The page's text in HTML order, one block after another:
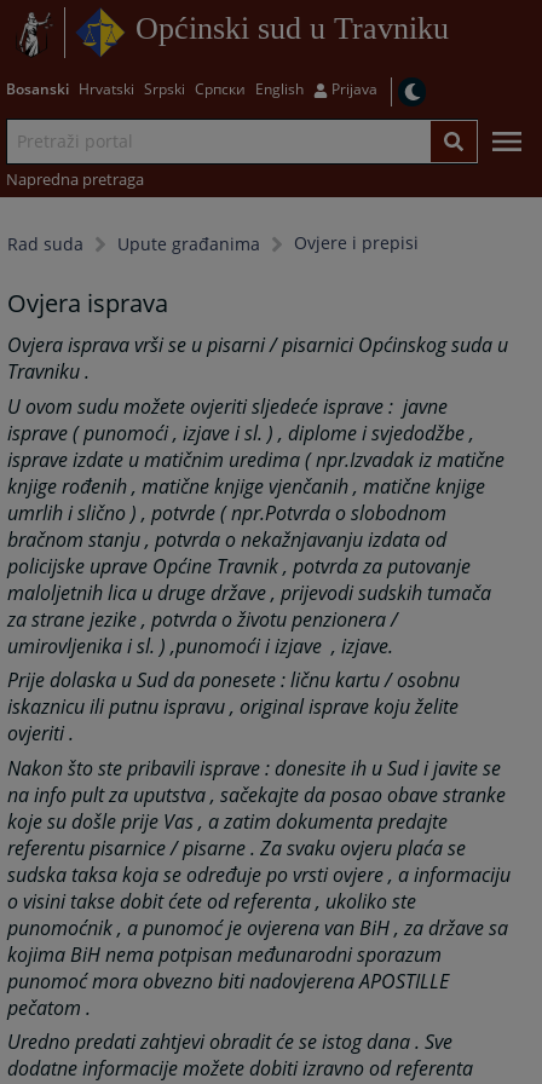
Općinski sud u Travniku
Bosanski Hrvatski Srpski Српски English Prijava
Napredna pretraga
Rad suda Upute građanima Ovjere i prepisi
Ovjera isprava
Ovjera isprava vrši se u pisarni / pisarnici Općinskog suda u
Travniku .
U ovom sudu možete ovjeriti sljedeće isprave :javne
isprave ( punomoći , izjave i sl. ) ,diplome i svjedodžbe ,
isprave izdate u matičnim uredima ( npr.Izvadak iz matične
knjige rođenih , matične knjige vjenčanih , matične knjige
umrlih i slično ) ,potvrde ( npr.Potvrda o slobodnom
bračnom stanju , potvrda o nekažnjavanju izdata od
policijske uprave Općine Travnik , potvrda za putovanje
maloljetnih lica u druge države , prijevodi sudskih tumača
za strane jezike , potvrda o životu penzionera /
umirovljenika i sl. ) ,punomoći i izjave ,izjave.
Prije dolaska u Sud da ponesete :ličnu kartu / osobnu
iskaznicu ili putnu ispravu ,original isprave koju želite
ovjeriti .
Nakon što ste pribavili isprave :donesite ih u Sud i javite se
na info pult za uputstva , sačekajte da posao obave stranke
koje su došle prije Vas , a zatim dokumenta predajte
referentu pisarnice / pisarne . Za svaku ovjeru plaća se
sudska taksa koja se određuje po vrsti ovjere , a informaciju
o visini takse dobit ćete od referenta , ukoliko ste
punomoćnik , a punomoć je ovjerena van BiH , za države sa
kojima BiH nema potpisan međunarodni sporazum
punomoć mora obvezno biti nadovjerena APOSTILLE
pečatom .
Uredno predati zahtjevi obradit će se istog dana . Sve
dodatne informacije možete dobiti izravno od referenta